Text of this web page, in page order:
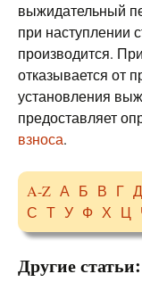
выжидательный
при наступлении
производится.
отказывается от
установления
предоставляет
взноса.
A-Z А Б В Г Д
С Т У Ф Х Ц
Другие статьи: